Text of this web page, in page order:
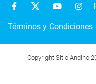
Términos y Condiciones
Copyright Sitio Andino